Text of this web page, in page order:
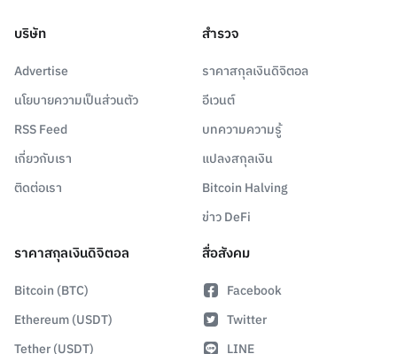
บริษัท
Advertise
นโยบายความเป็นส่วนตัว
RSS Feed
เกี่ยวกับเรา
ติดต่อเรา
สำรวจ
ราคาสกุลเงินดิจิตอล
อีเวนต์
บทความความรู้
แปลงสกุลเงิน
Bitcoin Halving
ข่าว DeFi
ราคาสกุลเงินดิจิตอล
Bitcoin (BTC)
Ethereum (USDT)
Tether (USDT)
สื่อสังคม
Facebook
Twitter
LINE